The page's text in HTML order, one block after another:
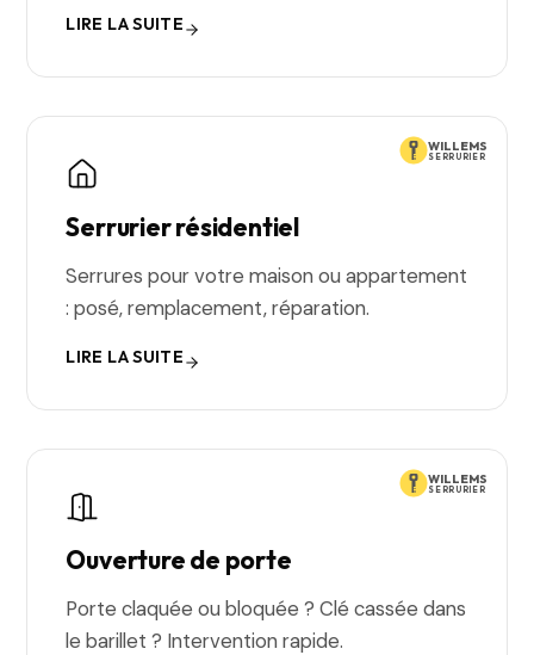
LIRE LA SUITE
WILLEMS
SERRURIER
Serrurier résidentiel
Serrures pour votre maison ou appartement
: posé, remplacement, réparation.
LIRE LA SUITE
WILLEMS
SERRURIER
Ouverture de porte
Porte claquée ou bloquée ? Clé cassée dans
le barillet ? Intervention rapide.